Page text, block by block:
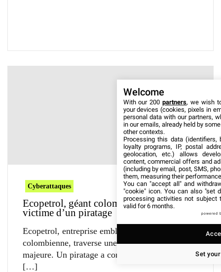
Cyberattaques
Ecopetrol, géant colombien de l’énergie,
victime d’un piratage
Ecopetrol, entreprise emblématique
colombienne, traverse une crise numérique
majeure. Un piratage a compromis les données
Welcome
With our 200partners, we wish
your devices (cookies, pixels in
personal data with our partners,
in our emails, already held by
other contexts.
Processing this data (identifiers,
loyalty programs, IP, postal
geolocation, etc.) allows
content, commercial offers and
(including by email, post, SMS,
them, measuring their
You can "accept all" and
"cookie" icon. You can also "set
processing activities not subject
valid for 6 months.
powered
Set